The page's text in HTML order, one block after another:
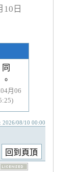
10日
月06
2026/08/10 00:00